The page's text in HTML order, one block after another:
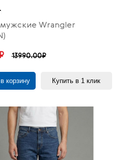
Wrangler
13990.00₽
корзину Купить в 1 клик